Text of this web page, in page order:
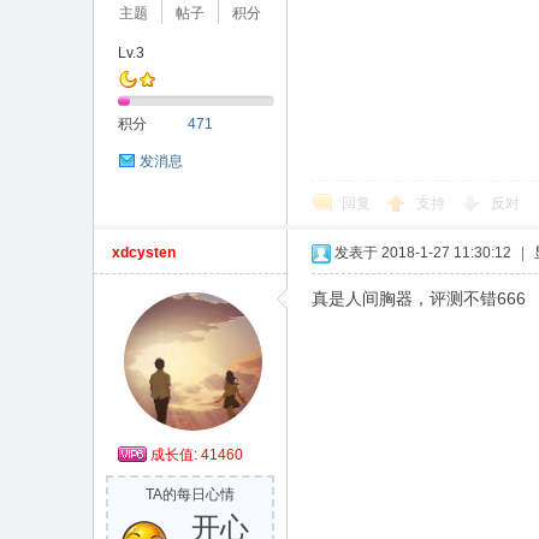
主题
帖子
积分
Lv.3
积分 471
发消息
回复 支持 反对
xdcysten
成长值: 41460
TA的每日心情
开心
发表于 2018-1-27 11:30:12
真是人间胸器，评测不错666